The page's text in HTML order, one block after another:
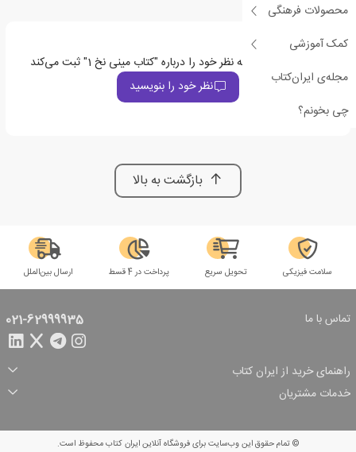
محصولات فرهنگی
کمک آموزشی
مجله‌ی ایران‌کتاب
چی بخونم؟
اولین نفری باشید که نظر خود را درباره "کتاب مینی نخ 1" ثبت می‌کند
نظر خود را بنویسید
بازگشت به بالا
سلامت فیزیکی تحویل سریع پرداخت در 4 قسط ارسال بین‌الملل
تماس با ما 021-62999935
راهنمای خرید از ایران کتاب
ثبت سفارش
شرایط ارسال سفارش
شیوه پرداخت
تخفیف‌های خرید
خدمات مشتریان
© تمام حقوق این وب‌سایت برای فروشگاه آنلاین ایران کتاب محفوظ است.